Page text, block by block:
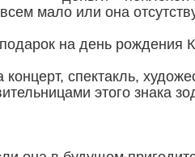
мало или она
на день рождения
концерт, спектакль,
этого знака